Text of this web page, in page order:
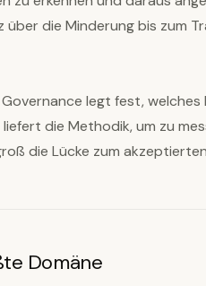
die Minderung bis zum
legt fest, welches
die Methodik, um zu
die Lücke zum
Domäne